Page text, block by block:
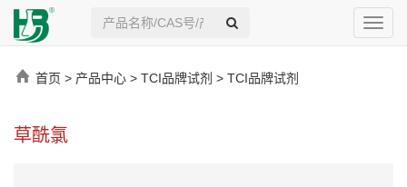
首页 > 产品中心 > TCI品牌试剂 > TCI品牌试剂
草酰氯